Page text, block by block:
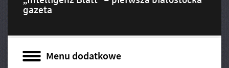
gazeta
Menu dodatkowe
Menu dodatkowe